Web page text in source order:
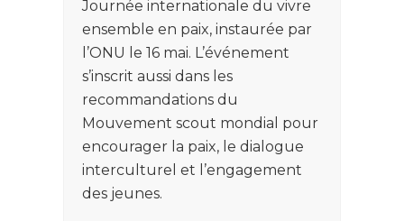
Journée internationale du vivre
ensemble en paix, instaurée par
l’ONU le 16 mai. L’événement
s’inscrit aussi dans les
recommandations du
Mouvement scout mondial pour
encourager la paix, le dialogue
interculturel et l’engagement
des jeunes.